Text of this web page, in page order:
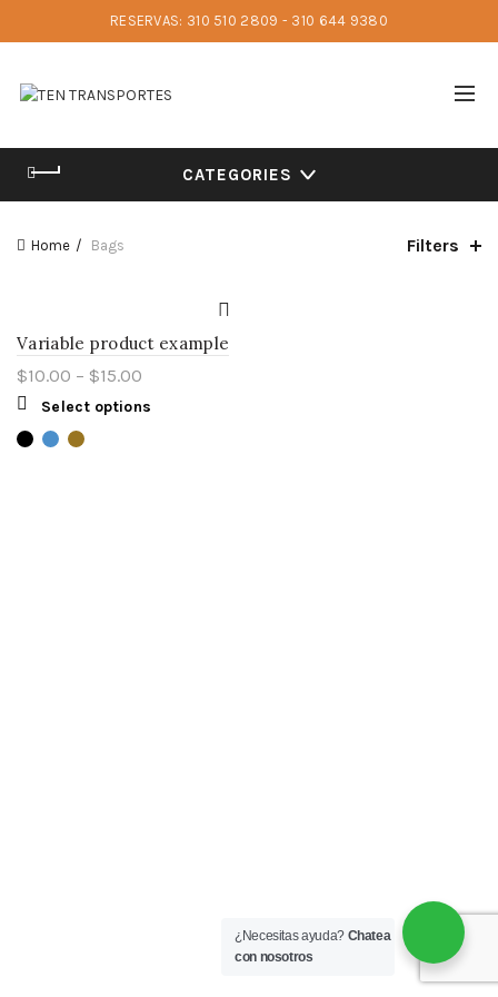
RESERVAS: 310 510 2809 - 310 644 9380
CATEGORIES
Home Bags Filters
Variable product example
$10.00 – $15.00
Select options
¿Necesitas ayuda? Chatea
con nosotros